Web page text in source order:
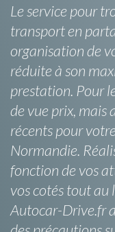
Le service pour
transport en
organisation de
réduite à son
prestation. Pour
de vue prix, mais
récents pour
Normandie.
fonction de vos
vos cotés tout au
Autocar-Drive.fr